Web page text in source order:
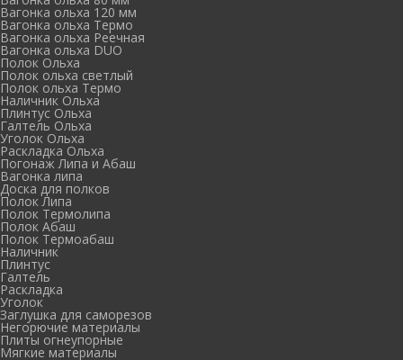
Вагонка ольха 120 мм
Вагонка ольха Термо
Вагонка ольха Реечная
Вагонка ольха DUO
Полок Ольха
Полок ольха светлый
Полок ольха Термо
Наличник Ольха
Плинтус Ольха
Галтель Ольха
Уголок Ольха
Раскладка Ольха
Погонаж Липа и Абаш
Вагонка липа
Доска для полков
Полок Липа
Полок Термолипа
Полок Абаш
Полок Термоабаш
Наличник
Плинтус
Галтель
Раскладка
Уголок
Заглушка для саморезов
Негорючие материалы
Плиты огнеупорные
Мягкие материалы